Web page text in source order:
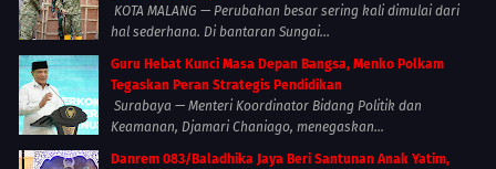
KOTA MALANG — Perubahan besar sering kali dimulai dari
hal sederhana. Di bantaran Sungai...
Guru Hebat Kunci Masa Depan Bangsa, Menko Polkam
Tegaskan Peran Strategis Pendidikan
Surabaya — Menteri Koordinator Bidang Politik dan
Keamanan, Djamari Chaniago, menegaskan...
Danrem 083/Baladhika Jaya Beri Santunan Anak Yatim,